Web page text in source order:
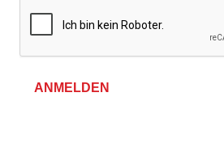
ANMELDEN